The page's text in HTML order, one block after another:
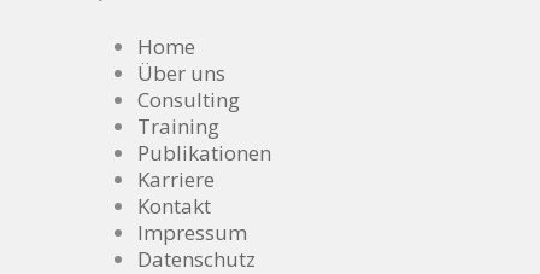
Home
Über uns
Consulting
Training
Publikationen
Karriere
Kontakt
Impressum
Datenschutz